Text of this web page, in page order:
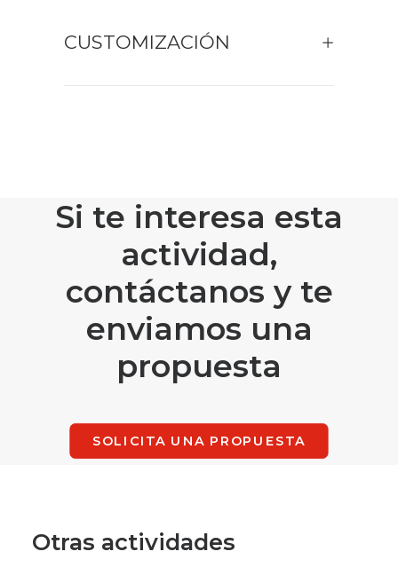
CUSTOMIZACIÓN
Si te interesa esta
actividad,
contáctanos y te
enviamos una
propuesta
SOLICITA UNA PROPUESTA
Otras actividades